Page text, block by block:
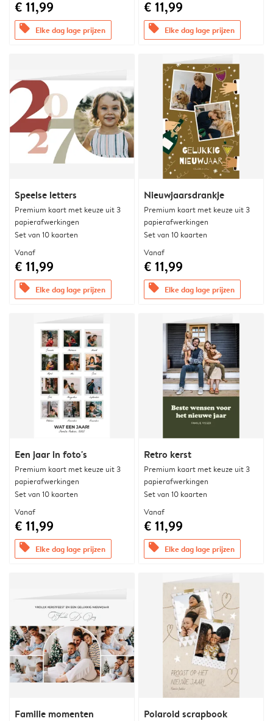
€ 11,99
offers Elke dag lage prijzen
€ 11,99
offers Elke dag lage prijzen
Speelse letters
Premium kaart met keuze uit 3
papierafwerkingen
Set van 10 kaarten
Vanaf
€ 11,99
offers Elke dag lage prijzen
Nieuwjaarsdrankje
Premium kaart met keuze uit 3
papierafwerkingen
Set van 10 kaarten
Vanaf
€ 11,99
offers Elke dag lage prijzen
Een jaar in foto's
Premium kaart met keuze uit 3
papierafwerkingen
Set van 10 kaarten
Vanaf
€ 11,99
offers Elke dag lage prijzen
Retro kerst
Premium kaart met keuze uit 3
papierafwerkingen
Set van 10 kaarten
Vanaf
€ 11,99
offers Elke dag lage prijzen
Familie momenten Polaroid scrapbook